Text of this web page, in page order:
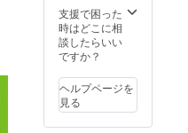
の「領
収書」
を2021
年3月以
に受け
取りた
い方が
いらっ
す。
※①202
0年中に
ご支援
いた方
で2020
年1～12
月分の
領証明
書」を
発送い
たしま
※Good
Mornin
gからの
支援金
支援で困った
時はどこに相
談したらいい
ですか？
ヘルプページを
見る